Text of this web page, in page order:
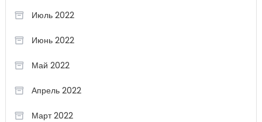
Июль 2022
Июнь 2022
Май 2022
Апрель 2022
Март 2022